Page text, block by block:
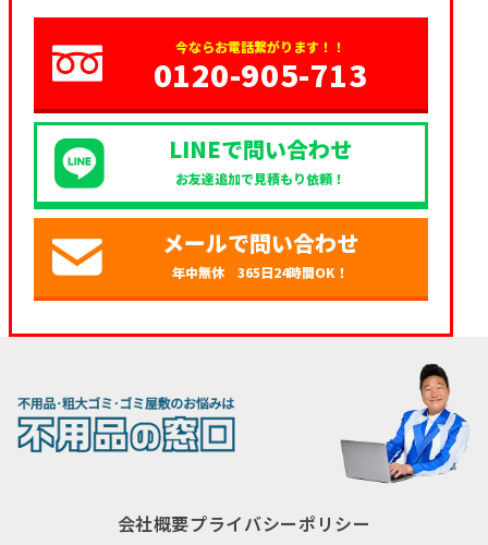
今ならお電話繋がります！！
0120-905-713
LINEで問い合わせ
お友達追加で見積もり依頼！
メールで問い合わせ
年中無休 365日24時間OK！
会社概要プライバシーポリシー